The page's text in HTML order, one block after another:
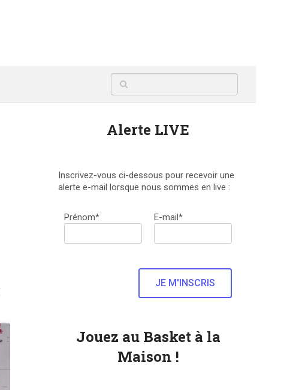
Alerte LIVE
Inscrivez-vous ci-dessous pour recevoir une
alerte e-mail lorsque nous sommes en live :
Prénom* E-mail*
Jouez au Basket à la
Maison !